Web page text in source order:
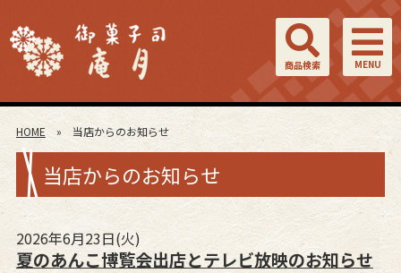
MENU
商品検索
HOME » 当店からのお知らせ
当店からのお知らせ
2026年6月23日(火)
夏のあんこ博覧会出店とテレビ放映のお知らせ